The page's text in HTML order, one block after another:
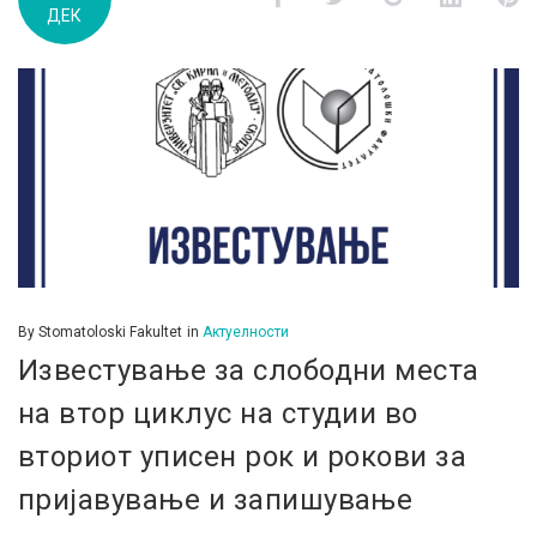
д.м.г
ДЕК
By Stomatoloski Fakultet in Актуелности
Известување за слободни места
на втор циклус на студии во
вториот уписен рок и рокови за
пријавување и запишување